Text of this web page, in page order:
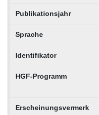
Publikationsjahr
Sprache
Identifikator
HGF-Programm
Erscheinungsvermerk